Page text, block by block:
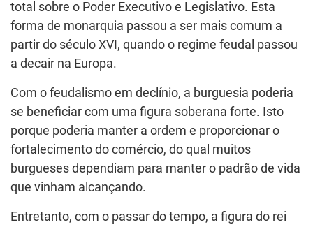
total sobre o Poder Executivo e Legislativo. Esta
forma de monarquia passou a ser mais comum a
partir do século XVI, quando o regime feudal passou
a decair na Europa.
Com o feudalismo em declínio, a burguesia poderia
se beneficiar com uma figura soberana forte. Isto
porque poderia manter a ordem e proporcionar o
fortalecimento do comércio, do qual muitos
burgueses dependiam para manter o padrão de vida
que vinham alcançando.
Entretanto, com o passar do tempo, a figura do rei